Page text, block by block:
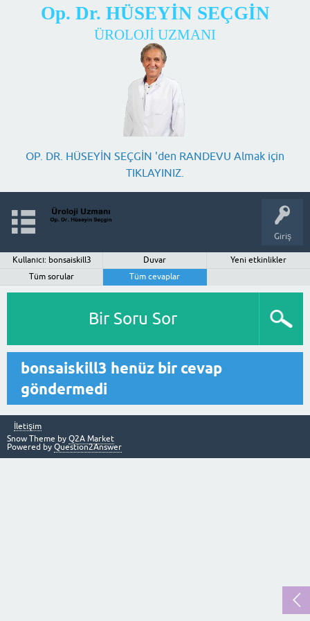
Op. Dr. HÜSEYİN SEÇGİN
ÜROLOJİ UZMANI
OP. DR. HÜSEYİN SEÇGİN 'den RANDEVU Almak için
TIKLAYINIZ.
Giriş
Kullanıcı: bonsaiskill3 Duvar
Yeni etkinlikler
Tüm sorular
Tüm cevaplar
Bir Soru Sor
bonsaiskill3 henüz bir cevap
göndermedi
İletişim
Snow Theme by Q2A Market
Powered by Question2Answer